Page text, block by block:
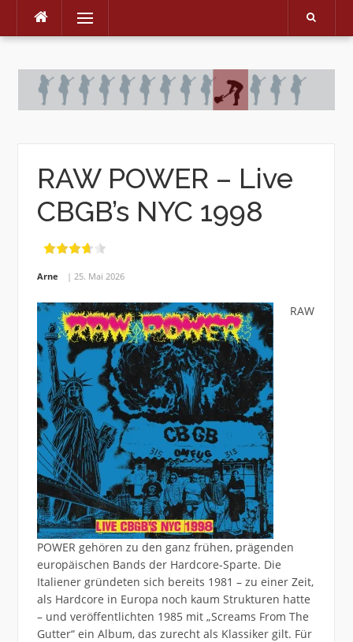
Skip
Menu
RAW POWER – Live
CBGB’s NYC 1998
Arne 25. Mai 2026
RAW
POWER gehören zu den ganz frühen, prägenden
europäischen Bands der Hardcore-Sparte. Die
Italiener gründeten sich bereits 1981 – zu einer Zeit,
als Hardcore in Europa noch kaum Strukturen hatte
– und veröffentlichten 1985 mit „Screams From The
Gutter“ ein Album, das zurecht als Klassiker gilt. Für